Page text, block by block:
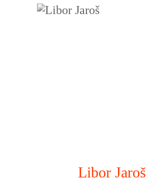
Libor Jaroš